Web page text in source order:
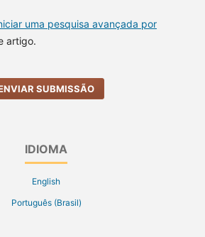
uma pesquisa avançada por
artigo.
SUBMISSÃO
IDIOMA
English
Português (Brasil)